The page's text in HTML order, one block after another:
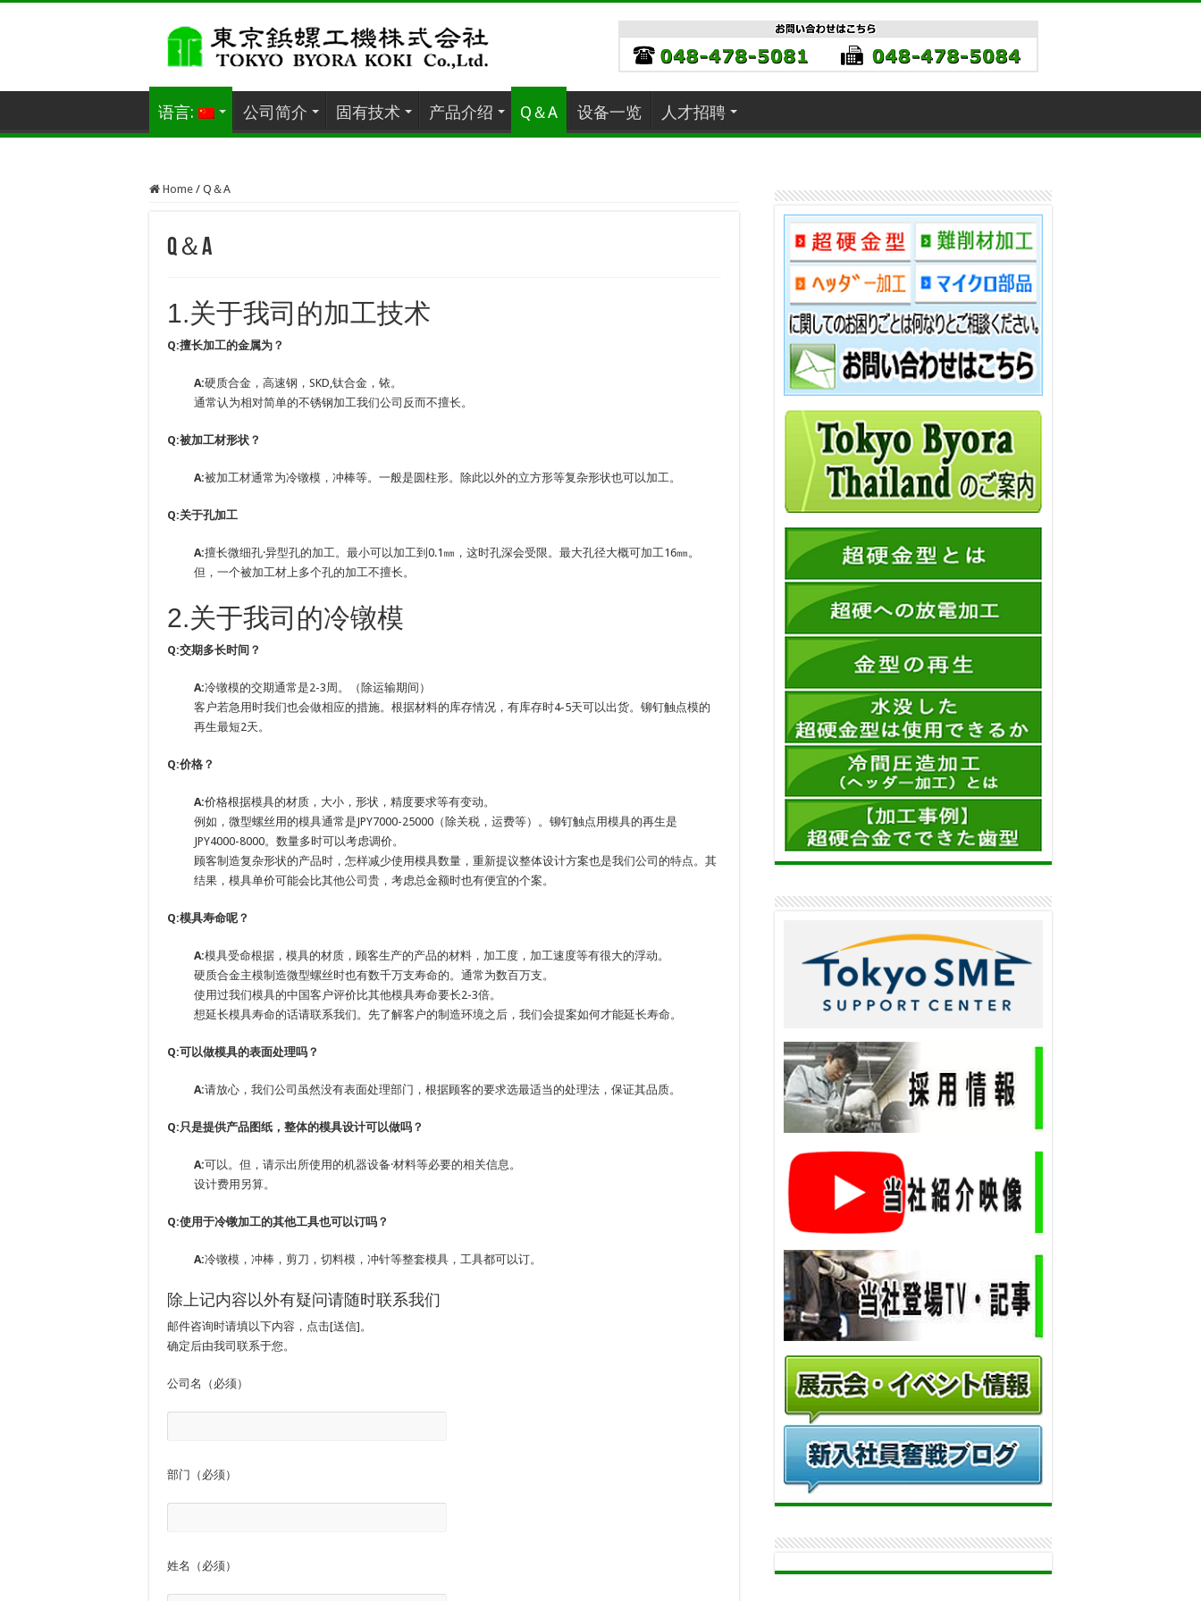
语言: 公司简介 固有技术 产品介绍 Q＆A 设备一览 人才招聘
Home / Q＆A
Q＆A
1.关于我司的加工技术
Q:擅长加工的金属为？
A:硬质合金，高速钢，SKD,钛合金，铱。
通常认为相对简单的不锈钢加工我们公司反而不擅长。
Q:被加工材形状？
A:被加工材通常为冷镦模，冲棒等。一般是圆柱形。除此以外的立方形等复杂形状也可以加工。
Q:关于孔加工
A:擅长微细孔·异型孔的加工。最小可以加工到0.1㎜，这时孔深会受限。最大孔径大概可加工16㎜。
但，一个被加工材上多个孔的加工不擅长。
2.关于我司的冷镦模
Q:交期多长时间？
A:冷镦模的交期通常是2-3周。（除运输期间）
客户若急用时我们也会做相应的措施。根据材料的库存情况，有库存时4-5天可以出货。铆钉触点模的
再生最短2天。
Q:价格？
A:价格根据模具的材质，大小，形状，精度要求等有变动。
例如，微型螺丝用的模具通常是JPY7000-25000（除关税，运费等）。铆钉触点用模具的再生是
JPY4000-8000。数量多时可以考虑调价。
顾客制造复杂形状的产品时，怎样减少使用模具数量，重新提议整体设计方案也是我们公司的特点。其
结果，模具单价可能会比其他公司贵，考虑总金额时也有便宜的个案。
Q:模具寿命呢？
A:模具受命根据，模具的材质，顾客生产的产品的材料，加工度，加工速度等有很大的浮动。
硬质合金主模制造微型螺丝时也有数千万支寿命的。通常为数百万支。
使用过我们模具的中国客户评价比其他模具寿命要长2-3倍。
想延长模具寿命的话请联系我们。先了解客户的制造环境之后，我们会提案如何才能延长寿命。
Q:可以做模具的表面处理吗？
A:请放心，我们公司虽然没有表面处理部门，根据顾客的要求选最适当的处理法，保证其品质。
Q:只是提供产品图纸，整体的模具设计可以做吗？
A:可以。但，请示出所使用的机器设备·材料等必要的相关信息。
设计费用另算。
Q:使用于冷镦加工的其他工具也可以订吗？
A:冷镦模，冲棒，剪刀，切料模，冲针等整套模具，工具都可以订。
除上记内容以外有疑问请随时联系我们
邮件咨询时请填以下内容，点击[送信]。
确定后由我司联系于您。
公司名（必须）
部门（必须）
姓名（必须）